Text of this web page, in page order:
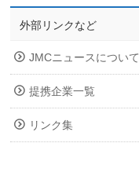
外部リンクなど
JMCニュースについて
提携企業一覧
リンク集